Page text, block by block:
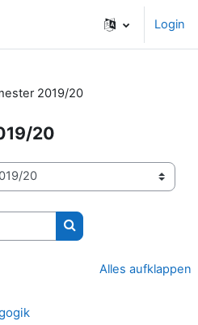
Login
2019/20
20
Kurse suchen
Alles aufklappen